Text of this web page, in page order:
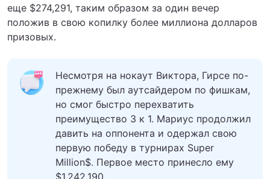
еще $274,291, таким образом за один вечер
положив в свою копилку более миллиона долларов
призовых.
Несмотря на нокаут Виктора, Гирсе по-
прежнему был аутсайдером по фишкам,
но смог быстро перехватить
преимущество 3 к 1. Мариус продолжил
давить на оппонента и одержал свою
первую победу в турнирах Super
Million$. Первое место принесло ему
$1,242,190.